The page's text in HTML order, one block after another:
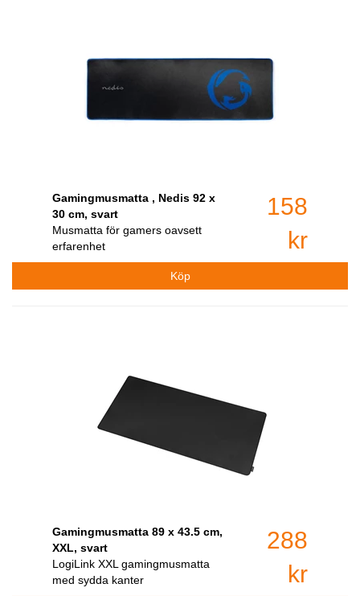
Gamingmusmatta , Nedis 92 x
30 cm, svart
Musmatta för gamers oavsett
erfarenhet
158
kr
Gamingmusmatta 89 x 43.5 cm,
XXL, svart
LogiLink XXL gamingmusmatta
med sydda kanter
288
kr